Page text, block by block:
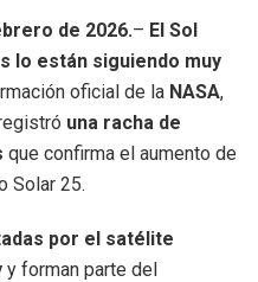
de 2026.– El Sol
lo están siguiendo muy
oficial de la NASA,
una racha de
que confirma el aumento de
Solar 25.
por el satélite
y forman parte del